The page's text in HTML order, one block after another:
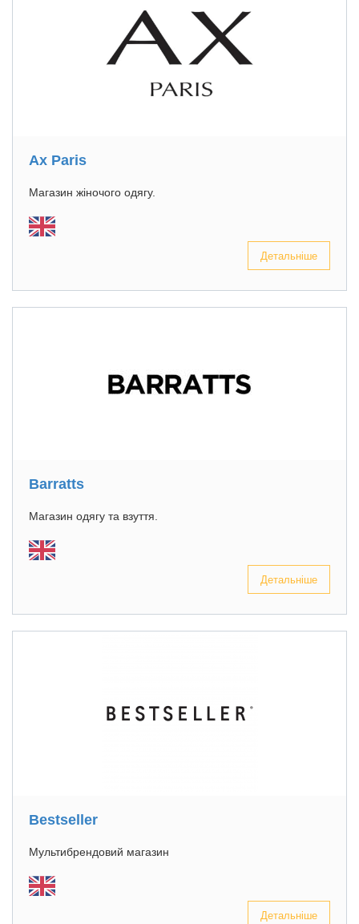
Ax Paris
Магазин жіночого одягу.
Детальніше
Barratts
Магазин одягу та взуття.
Детальніше
Bestseller
Мультибрендовий магазин
Детальніше